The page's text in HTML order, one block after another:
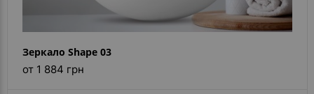
Зеркало Shape 03
от 1 884 грн